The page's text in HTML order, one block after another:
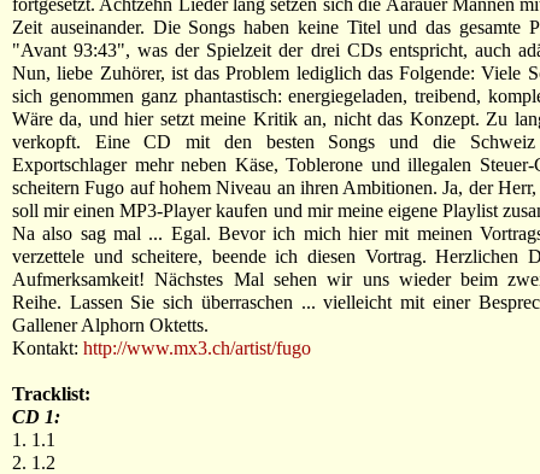
fortgesetzt. Achtzehn Lieder lang setzen sich die Aarauer Mannen
Zeit auseinander. Die Songs haben keine Titel und das gesamte
"Avant 93:43", was der Spielzeit der drei CDs entspricht, auch
Nun, liebe Zuhörer, ist das Problem lediglich das Folgende: Viele
sich genommen ganz phantastisch: energiegeladen, treibend,
Wäre da, und hier setzt meine Kritik an, nicht das Konzept. Zu
verkopft. Eine CD mit den besten Songs und die Schweiz
Exportschlager mehr neben Käse, Toblerone und illegalen
scheitern Fugo auf hohem Niveau an ihren Ambitionen. Ja, der
soll mir einen MP3-Player kaufen und mir meine eigene Playlist
Na also sag mal ... Egal. Bevor ich mich hier mit meinen
verzettele und scheitere, beende ich diesen Vortrag. Herzlichen
Aufmerksamkeit! Nächstes Mal sehen wir uns wieder beim
Reihe. Lassen Sie sich überraschen ... vielleicht mit einer
Gallener Alphorn Oktetts.
Kontakt: http://www.mx3.ch/artist/fugo
Tracklist:
CD 1:
1. 1.1
2. 1.2